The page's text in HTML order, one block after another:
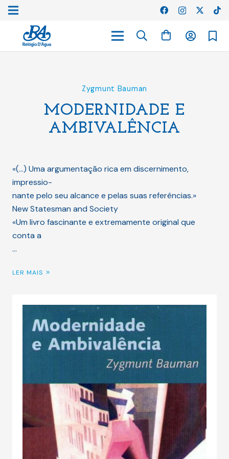
Zygmunt Bauman
MODERNIDADE E
AMBIVALÊNCIA
«(…) Uma argumentação rica em discernimento,
impressio-
nante pelo seu alcance e pelas suas referências.»
New Statesman and Society
«Um livro fascinante e extremamente original que
conta a
…
LER MAIS